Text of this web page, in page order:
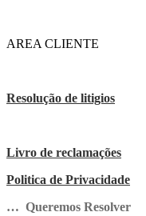
AREA CLIENTE
Resolução de litigios
Livro de reclamações
Politica de Privacidade
… Queremos Resolver